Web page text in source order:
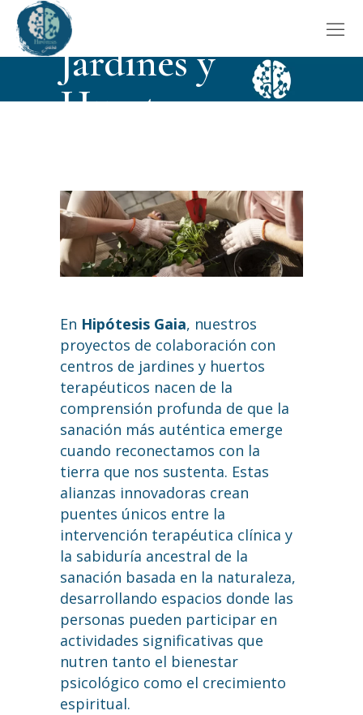
NATURALEZA
Jardines y
Huertos
En Hipótesis Gaia, nuestros
proyectos de colaboración con
centros de jardines y huertos
terapéuticos nacen de la
comprensión profunda de que la
sanación más auténtica emerge
cuando reconectamos con la
tierra que nos sustenta. Estas
alianzas innovadoras crean
puentes únicos entre la
intervención terapéutica clínica y
la sabiduría ancestral de la
sanación basada en la naturaleza,
desarrollando espacios donde las
personas pueden participar en
actividades significativas que
nutren tanto el bienestar
psicológico como el crecimiento
espiritual.